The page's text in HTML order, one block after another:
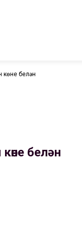
көне белән
белән